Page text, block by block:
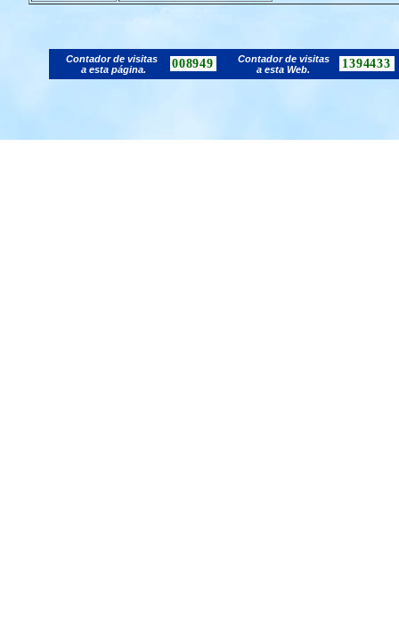
Contador de visitas
a esta página.
008949
Contador de visitas
a esta Web.
1394433